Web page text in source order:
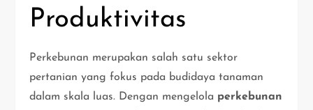
Produktivitas
Perkebunan merupakan salah satu sektor
pertanian yang fokus pada budidaya tanaman
dalam skala luas. Dengan mengelola perkebunan